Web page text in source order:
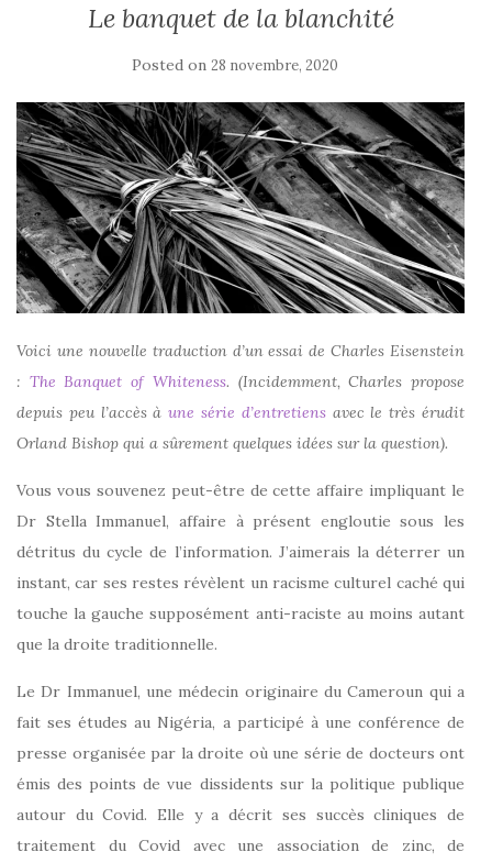
Le banquet de la blanchité
Posted on 28 novembre, 2020
Voici une nouvelle traduction d’un essai de Charles Eisenstein
: The Banquet of Whiteness. (Incidemment, Charles propose
depuis peu l’accès àune série d’entretiensavec le très érudit
Orland Bishop qui a sûrement quelques idées sur la question).
Vous vous souvenez peut-être de cette affaire impliquant le
Dr Stella Immanuel, affaire à présent engloutie sous les
détritus du cycle de l’information. J’aimerais la déterrer un
instant, car ses restes révèlent un racisme culturel caché qui
touche la gauche supposément anti-raciste au moins autant
que la droite traditionnelle.
Le Dr Immanuel, une médecin originaire du Cameroun qui a
fait ses études au Nigéria, a participé à une conférence de
presse organisée par la droite où une série de docteurs ont
émis des points de vue dissidents sur la politique publique
autour du Covid. Elle y a décrit ses succès cliniques de
traitement du Covid avec une association de zinc, de